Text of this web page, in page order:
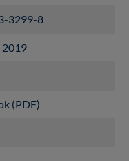
3299-8
2019
(PDF)